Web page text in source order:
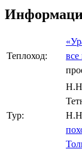
Теплоход:
все
Тур: